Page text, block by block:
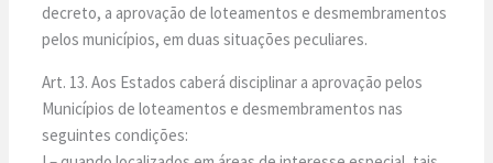
decreto, a aprovação de loteamentos e desmembramentos
pelos municípios, em duas situações peculiares.
Art. 13. Aos Estados caberá disciplinar a aprovação pelos
Municípios de loteamentos e desmembramentos nas
seguintes condições: